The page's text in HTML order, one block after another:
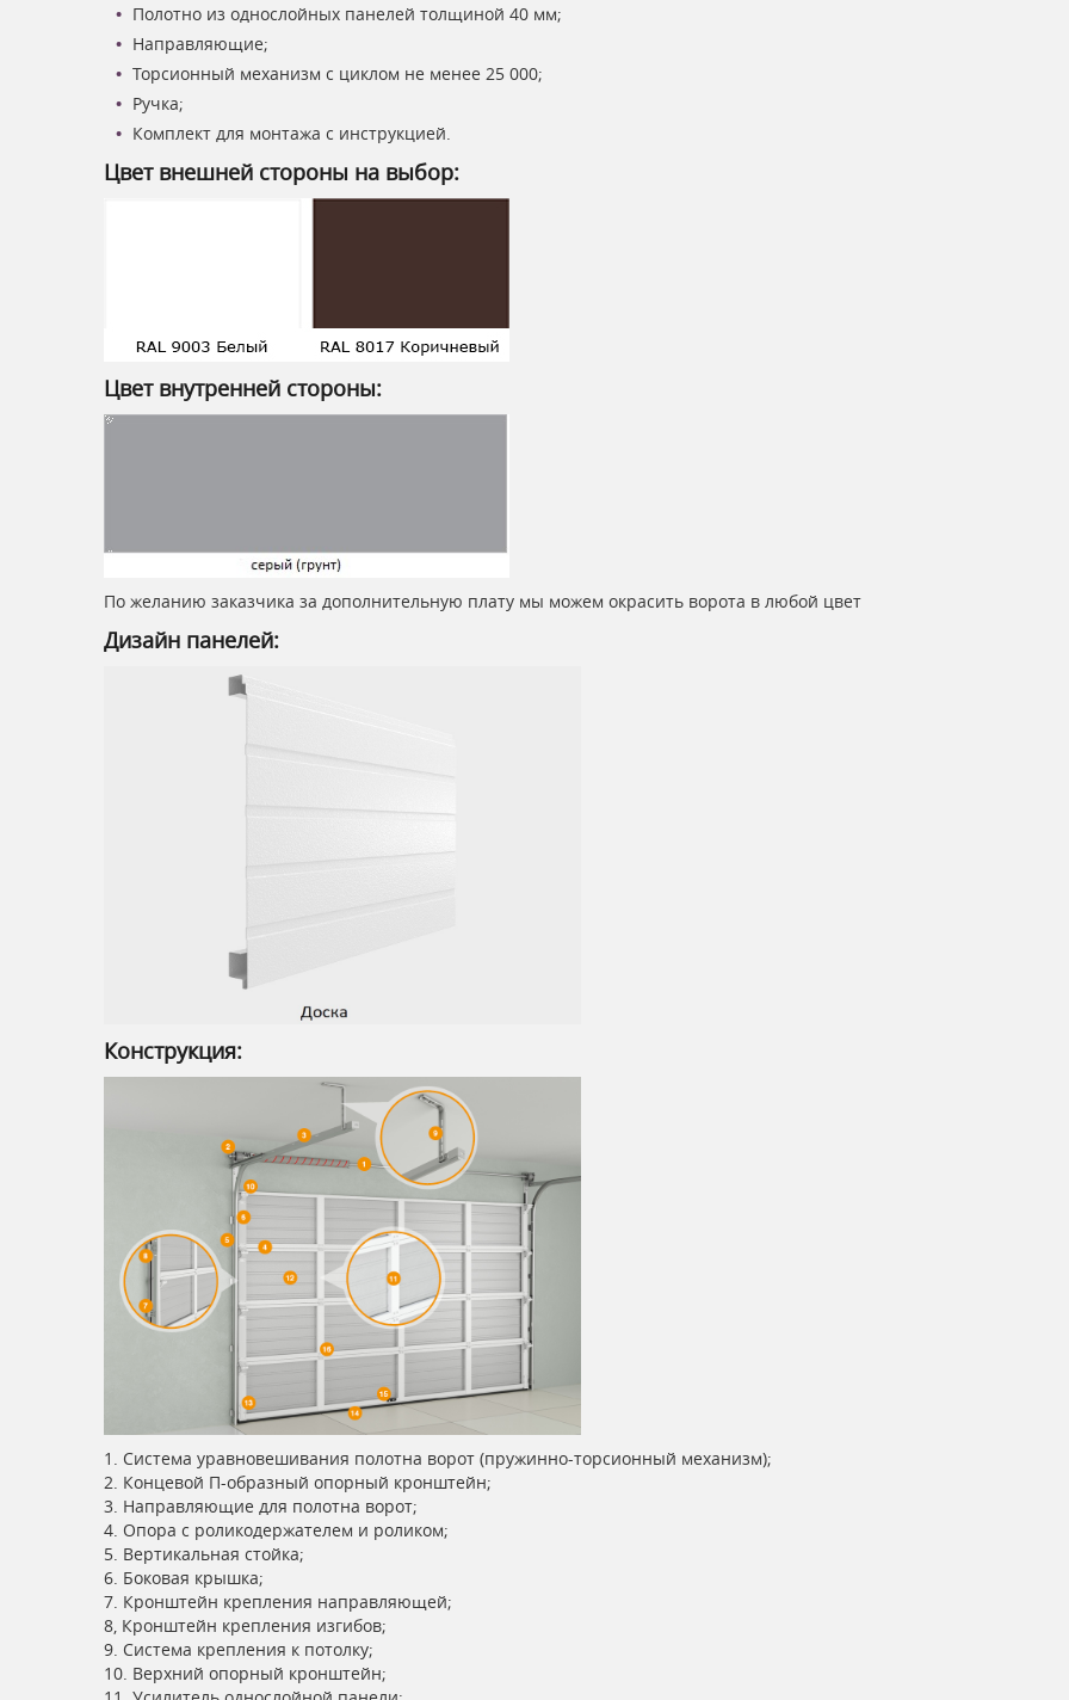
Полотно из однослойных панелей толщиной 40 мм;
Направляющие;
Торсионный механизм с циклом не менее 25 000;
Ручка;
Комплект для монтажа с инструкцией.
Цвет внешней стороны на выбор:
Цвет внутренней стороны:
По желанию заказчика за дополнительную плату мы можем окрасить ворота в любой цвет
Дизайн панелей:
Конструкция:
1. Система уравновешивания полотна ворот (пружинно-торсионный механизм);
2. Концевой П-образный опорный кронштейн;
3. Направляющие для полотна ворот;
4. Опора с роликодержателем и роликом;
5. Вертикальная стойка;
6. Боковая крышка;
7. Кронштейн крепления направляющей;
8, Кронштейн крепления изгибов;
9. Система крепления к потолку;
10. Верхний опорный кронштейн;